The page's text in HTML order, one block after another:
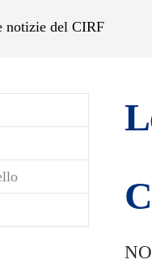
notizie del CIRF